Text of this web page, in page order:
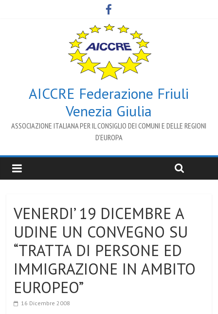
AICCRE Federazione Friuli
Venezia Giulia
ASSOCIAZIONE ITALIANA PER IL CONSIGLIO DEI COMUNI E DELLE REGIONI
D’EUROPA
VENERDI’ 19 DICEMBRE A
UDINE UN CONVEGNO SU
“TRATTA DI PERSONE ED
IMMIGRAZIONE IN AMBITO
EUROPEO”
16 Dicembre 2008